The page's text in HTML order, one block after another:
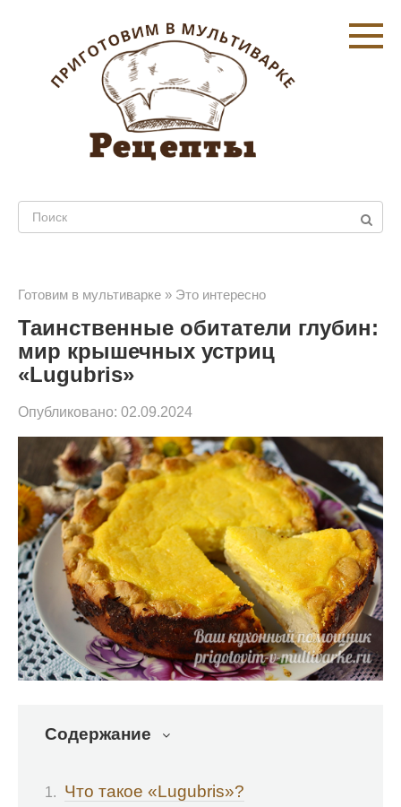
контенту
Поиск:
Готовим в мультиварке » Это интересно
Таинственные обитатели глубин:
мир крышечных устриц
«Lugubris»
Опубликовано: 02.09.2024
Содержание
Что такое «Lugubris»?